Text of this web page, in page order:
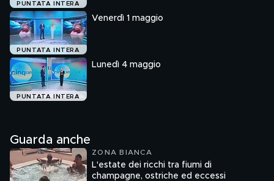
PUNTATA INTERA
PUNTATA INTERA
Venerdì 1 maggio
PUNTATA INTERA
Lunedì 4 maggio
Guarda anche
ZONA BIANCA
L'estate dei ricchi tra fiumi di
champagne, ostriche ed eccessi